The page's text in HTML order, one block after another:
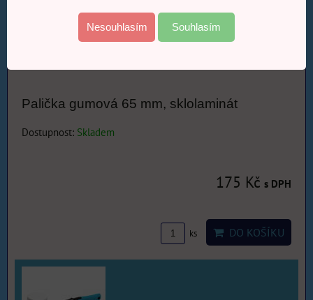
Palička gumová 65 mm, sklolaminát
Dostupnost: Skladem
175 Kč s DPH
ks DO KOŠÍKU
Nesouhlasím Souhlasím